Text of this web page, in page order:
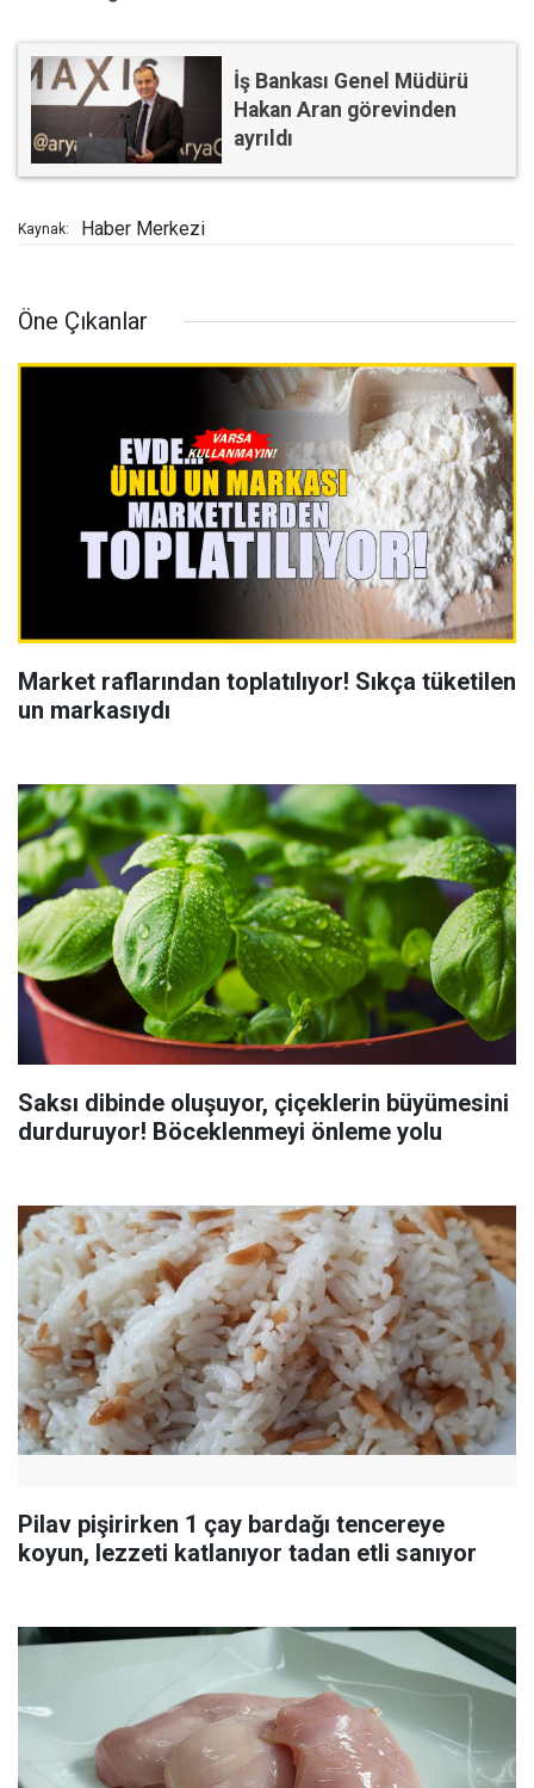
İş Bankası Genel Müdürü
Hakan Aran görevinden
ayrıldı
Kaynak: Haber Merkezi
Öne Çıkanlar
Market raflarından toplatılıyor! Sıkça tüketilen
un markasıydı
Saksı dibinde oluşuyor, çiçeklerin büyümesini
durduruyor! Böceklenmeyi önleme yolu
Pilav pişirirken 1 çay bardağı tencereye
koyun, lezzeti katlanıyor tadan etli sanıyor